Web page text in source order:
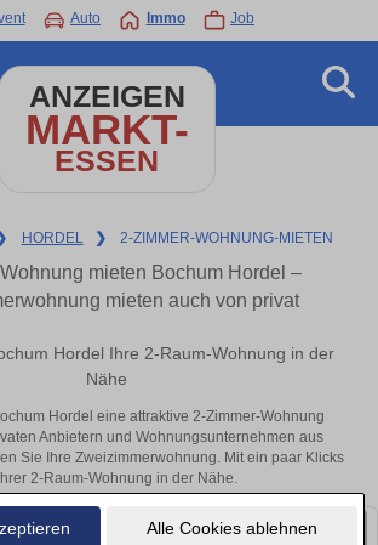
Alle Cookies ablehnen
Auto Immo Job
ANZEIGEN
MARKT-
ESSEN
HORDEL ❯ 2-ZIMMER-WOHNUNG-MIETEN
mieten Bochum Hordel –
mieten auch von privat
Hordel Ihre 2-Raum-Wohnung in der
Nähe
Hordel eine attraktive 2-Zimmer-Wohnung
Anbietern und Wohnungsunternehmen aus
Sie Ihre Zweizimmerwohnung. Mit ein paar Klicks
2-Raum-Wohnung in der Nähe.